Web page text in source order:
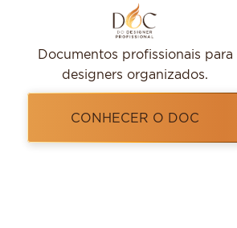
Documentos profissionais para
designers organizados.
CONHECER O DOC